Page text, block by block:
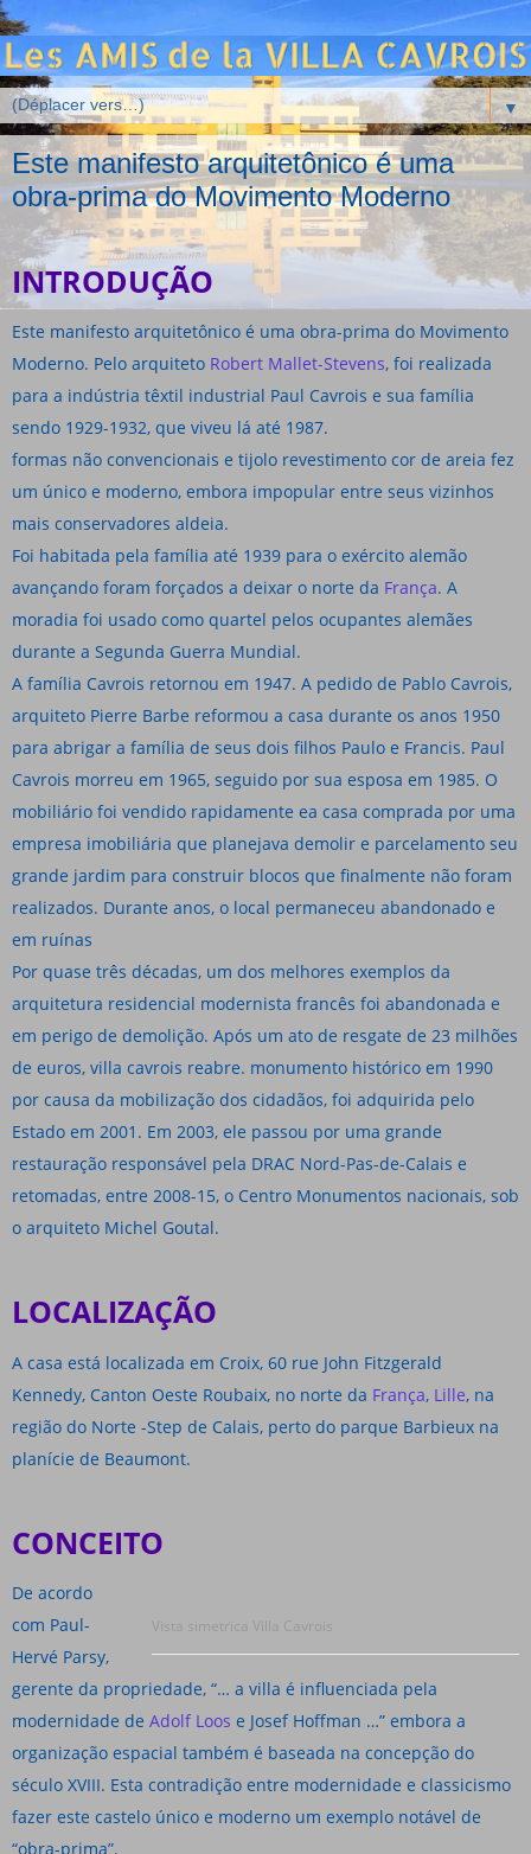
▼
Este manifesto arquitetônico é uma
obra-prima do Movimento Moderno
INTRODUÇÃO
Este manifesto arquitetônico é uma obra-prima do Movimento
Moderno. Pelo arquiteto Robert Mallet-Stevens, foi realizada
para a indústria têxtil industrial Paul Cavrois e sua família
sendo 1929-1932, que viveu lá até 1987.
formas não convencionais e tijolo revestimento cor de areia fez
um único e moderno, embora impopular entre seus vizinhos
mais conservadores aldeia.
Foi habitada pela família até 1939 para o exército alemão
avançando foram forçados a deixar o norte da França. A
moradia foi usado como quartel pelos ocupantes alemães
durante a Segunda Guerra Mundial.
A família Cavrois retornou em 1947. A pedido de Pablo Cavrois,
arquiteto Pierre Barbe reformou a casa durante os anos 1950
para abrigar a família de seus dois filhos Paulo e Francis. Paul
Cavrois morreu em 1965, seguido por sua esposa em 1985. O
mobiliário foi vendido rapidamente ea casa comprada por uma
empresa imobiliária que planejava demolir e parcelamento seu
grande jardim para construir blocos que finalmente não foram
realizados. Durante anos, o local permaneceu abandonado e
em ruínas
Por quase três décadas, um dos melhores exemplos da
arquitetura residencial modernista francês foi abandonada e
em perigo de demolição. Após um ato de resgate de 23 milhões
de euros, villa cavrois reabre. monumento histórico em 1990
por causa da mobilização dos cidadãos, foi adquirida pelo
Estado em 2001. Em 2003, ele passou por uma grande
restauração responsável pela DRAC Nord-Pas-de-Calais e
retomadas, entre 2008-15, o Centro Monumentos nacionais, sob
o arquiteto Michel Goutal.
LOCALIZAÇÃO
A casa está localizada em Croix, 60 rue John Fitzgerald
Kennedy, Canton Oeste Roubaix, no norte da França, Lille, na
região do Norte -Step de Calais, perto do parque Barbieux na
planície de Beaumont.
CONCEITO
Vista simetrica Villa Cavrois
De acordo
com Paul-
Hervé Parsy,
gerente da propriedade, “… a villa é influenciada pela
modernidade de Adolf Loos e Josef Hoffman …” embora a
organização espacial também é baseada na concepção do
século XVIII. Esta contradição entre modernidade e classicismo
fazer este castelo único e moderno um exemplo notável de
“obra-prima”.